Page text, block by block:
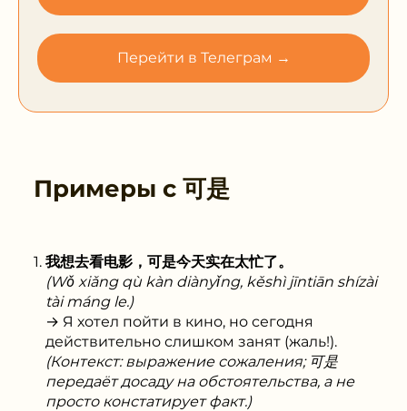
Перейти в Телеграм →
Примеры с 可是
我想去看电影，可是今天实在太忙了。
(Wǒ xiǎng qù kàn diànyǐng, kěshì jīntiān shízài
tài máng le.)
→ Я хотел пойти в кино, но сегодня
действительно слишком занят (жаль!).
(Контекст: выражение сожаления; 可是
передаёт досаду на обстоятельства, а не
просто констатирует факт.)